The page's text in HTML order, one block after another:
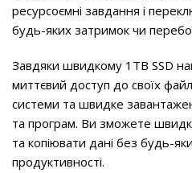
ресурсоємні завдання і
будь-яких затримок чи
Завдяки швидкому 1TB SSD
миттєвий доступ до своїх
системи та швидке
та програм. Ви зможете
та копіювати дані без будь-
продуктивності.